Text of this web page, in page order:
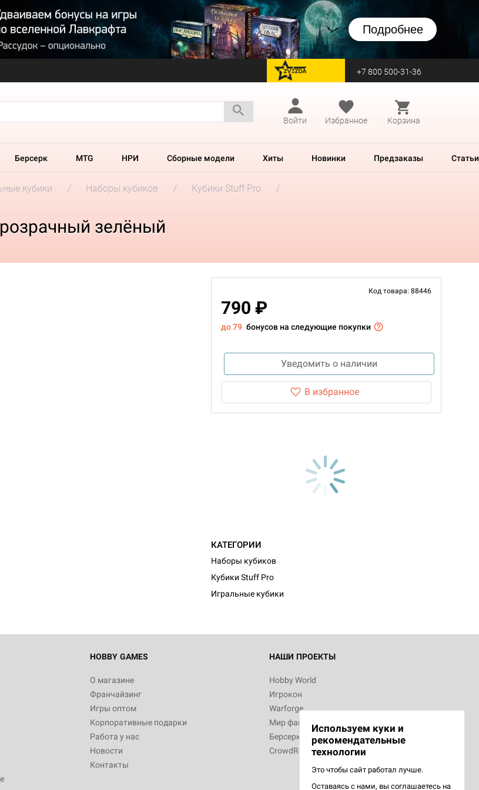
Подробнее
перейти на Zvezda +7 800 500-31-36
Войти
Избранное Корзина
Берсерк MTG НРИ Сборные модели Хиты Новинки Предзаказы Статьи
кубики Наборы кубиков
Кубики Stuff Pro
зелёный
Код товара: 88446
790 ₽
до 79 бонусов на следующие покупки
Уведомить о наличии
В избранное
КАТЕГОРИИ
Наборы кубиков
Кубики Stuff Pro
Игральные кубики
HOBBY GAMES
О магазине
Франчайзинг
Игры оптом
Корпоративные подарки
Работа у нас
Новости
Контакты
НАШИ ПРОЕКТЫ
Hobby World
Игрокон
Warforge
Мир фантастики
Берсерк
CrowdRepublic
Используем куки и
рекомендательные
технологии
Это чтобы сайт работал лучше.
Оставаясь с нами, вы соглашаетесь на